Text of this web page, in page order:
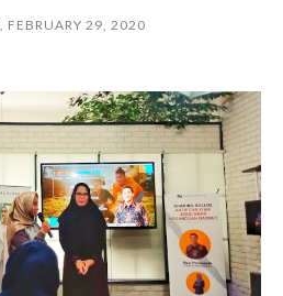
FEBRUARY 29, 2020